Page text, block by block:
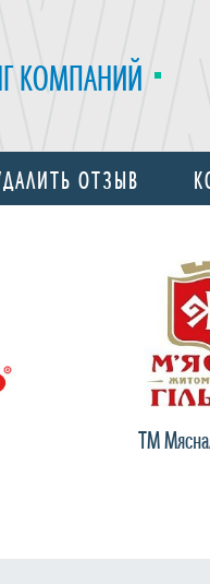
КОМПАНИЙ
ОТЗЫВ
ТМ